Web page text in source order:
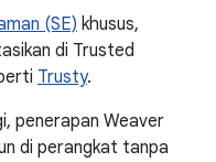
(SE) khusus,
di Trusted
Trusty.
penerapan Weaver
di perangkat tanpa